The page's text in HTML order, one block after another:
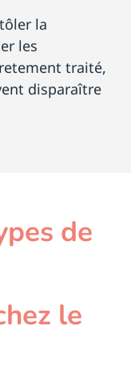
la
les
traité,
disparaître
de
le